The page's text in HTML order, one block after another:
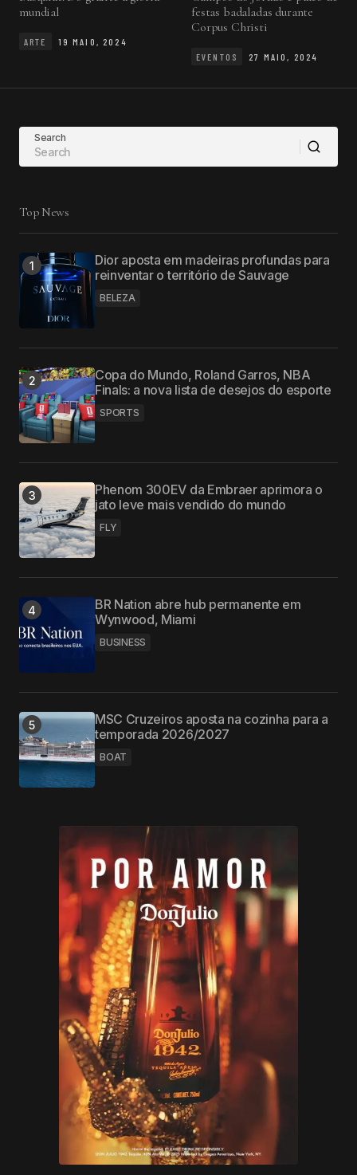
mundial
ARTE 19 MAIO, 2024
festas badaladas durante
Corpus Christi
EVENTOS 27 MAIO, 2024
Search
Top News
Dior aposta em madeiras profundas para
reinventar o território de Sauvage
BELEZA
Copa do Mundo, Roland Garros, NBA
Finals: a nova lista de desejos do esporte
SPORTS
Phenom 300EV da Embraer aprimora o
jato leve mais vendido do mundo
FLY
BR Nation abre hub permanente em
Wynwood, Miami
BUSINESS
MSC Cruzeiros aposta na cozinha para a
temporada 2026/2027
BOAT